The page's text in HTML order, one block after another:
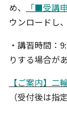
め、
「■受講
ウンロードし
・講習時間
りする場合が
【ご案内】二
（受付後は指